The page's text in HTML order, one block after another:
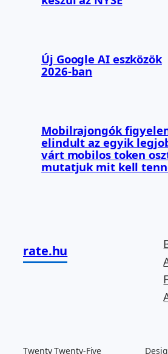
Új Google AI eszközök
2026-ban
Mobilrajongók
elindult az egyik
várt mobilos token
mutatjuk mit kell
rate.hu
Twenty Twenty-Five